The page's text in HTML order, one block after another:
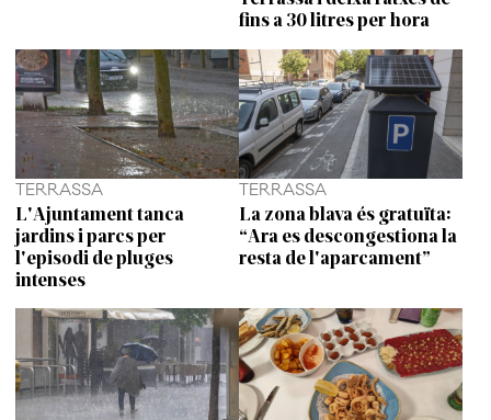
fins a 30 litres per hora
TERRASSA
L'Ajuntament tanca
jardins i parcs per
l'episodi de pluges
intenses
TERRASSA
La zona blava és gratuïta:
“Ara es descongestiona la
resta de l'aparcament”